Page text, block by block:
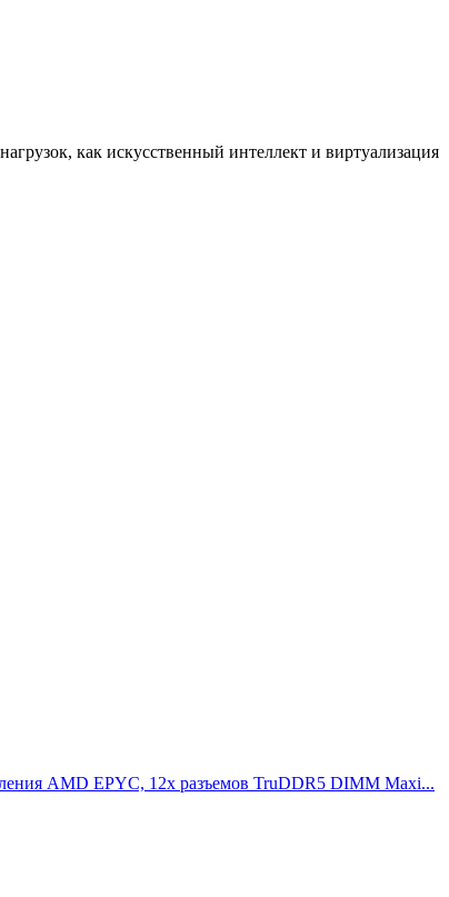
как искусственный интеллект и виртуализация
AMD EPYC, 12x разъемов TruDDR5 DIMM Maxi...